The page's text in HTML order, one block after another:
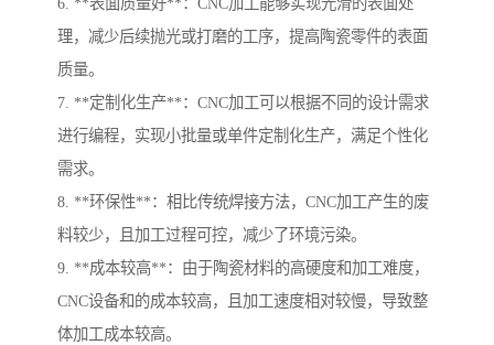
6. **表面质量好**：CNC加工能够实现光滑的表面处
理，减少后续抛光或打磨的工序，提高陶瓷零件的表面
质量。
7. **定制化生产**：CNC加工可以根据不同的设计需求
进行编程，实现小批量或单件定制化生产，满足个性化
需求。
8. **环保性**：相比传统焊接方法，CNC加工产生的废
料较少，且加工过程可控，减少了环境污染。
9. **成本较高**：由于陶瓷材料的高硬度和加工难度，
CNC设备和的成本较高，且加工速度相对较慢，导致整
体加工成本较高。